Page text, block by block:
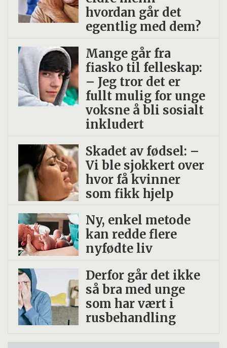
hvordan går det
egentlig med dem?
Mange går fra
fiasko til felleskap:
– Jeg tror det er
fullt mulig for unge
voksne å bli sosialt
inkludert
Skadet av fødsel: –
Vi ble sjokkert over
hvor få kvinner
som fikk hjelp
Ny, enkel metode
kan redde flere
nyfødte liv
Derfor går det ikke
så bra med unge
som har vært i
rusbehandling